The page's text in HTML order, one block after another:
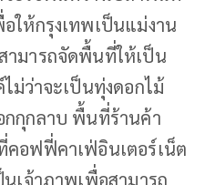
ให้กรุงเทพเป็นแม่งาน
ามารถจัดพื้นที่ให้เป็น
ไม่ว่าจะเป็นทุ่งดอกไม้
กกุกลาบ พื้นที่ร้านค้า
คอฟฟี่คาเฟ่อินเตอร์เน็ต
นเจ้าภาพเพื่อสามารถ